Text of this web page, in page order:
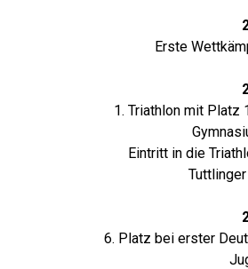
Erste
1. Triathlon mit Platz
Eintritt in die
6. Platz bei erster